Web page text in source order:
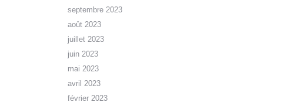
septembre 2023
août 2023
juillet 2023
juin 2023
mai 2023
avril 2023
février 2023